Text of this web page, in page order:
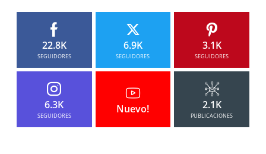
22.8K
SEGUIDORES
6.9K
SEGUIDORES
3.1K
SEGUIDORES
6.3K
SEGUIDORES
Nuevo! 2.1K
PUBLICACIONES